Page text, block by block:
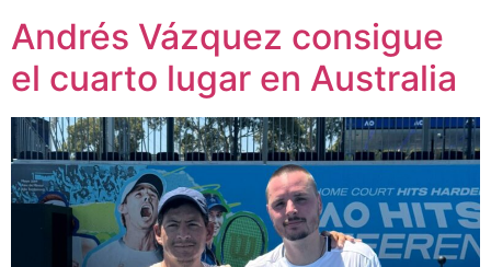
Andrés Vázquez consigue
el cuarto lugar en Australia